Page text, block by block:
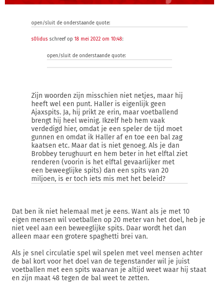
open/sluit de onderstaande quote:
s0lidus schreef op 18 mei 2022 om 10:48:
open/sluit de onderstaande quote:
Zijn woorden zijn misschien niet netjes, maar hij
heeft wel een punt. Haller is eigenlijk geen
Ajaxspits. Ja, hij prikt ze erin, maar voetballend
brengt hij heel weinig. Ikzelf heb hem vaak
verdedigd hier, omdat je een speler de tijd moet
gunnen en omdat ik Haller af en toe een bal zag
kaatsen etc. Maar dat is niet genoeg. Als je dan
Brobbey terughuurt en hem beter in het elftal ziet
renderen (voorin is het elftal gevaarlijker met
een beweeglijke spits) dan een spits van 20
miljoen, is er toch iets mis met het beleid?
Dat ben ik niet helemaal met je eens. Want als je met 10
eigen mensen wil voetballen op 20 meter van het doel, heb je
niet veel aan een beweeglijke spits. Daar wordt het dan
alleen maar een grotere spaghetti brei van.
Als je snel circulatie spel wil spelen met veel mensen achter
de bal kort voor het doel van de tegenstander wil je juist
voetballen met een spits waarvan je altijd weet waar hij staat
en zijn maat 48 tegen de bal weet te zetten.